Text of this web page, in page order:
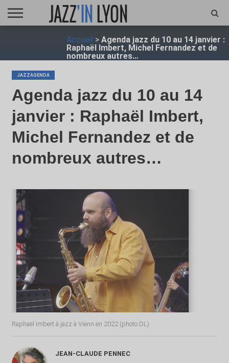
Accueil > Agenda jazz du 10 au 14 janvier :
Raphaël Imbert, Michel Fernandez et de
nombreux autres…
JAZZAGENDA
Agenda jazz du 10 au 14
janvier : Raphaël Imbert,
Michel Fernandez et de
nombreux autres…
Raphaël Imbert à jazz à Vienn en 2022 (photo DL)
JEAN-CLAUDE PENNEC